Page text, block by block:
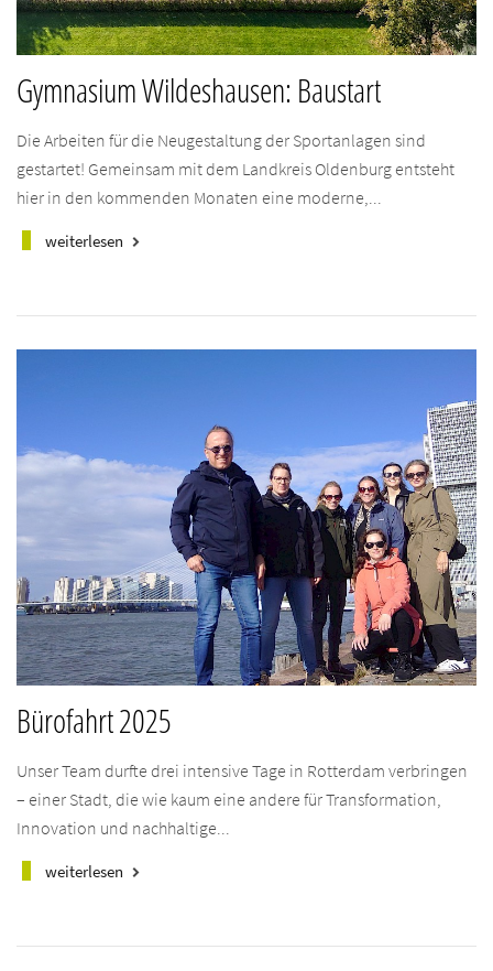
Gymnasium Wildeshausen: Baustart
Die Arbeiten für die Neugestaltung der Sportanlagen sind
gestartet! Gemeinsam mit dem Landkreis Oldenburg entsteht
hier in den kommenden Monaten eine moderne,...
weiterlesen keyboard_arrow_right
Bürofahrt 2025
Unser Team durfte drei intensive Tage in Rotterdam verbringen
– einer Stadt, die wie kaum eine andere für Transformation,
Innovation und nachhaltige...
weiterlesen keyboard_arrow_right